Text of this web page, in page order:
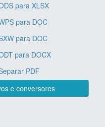
para XLSX
para DOC
para DOC
para DOCX
PDF
e conversores